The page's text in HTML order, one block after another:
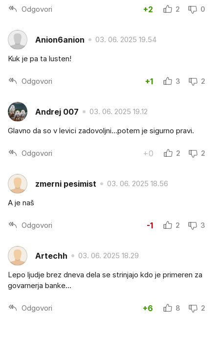
Odgovori +2 2 0
Anion6anion 03. 06. 2025 19.54
Kuk je pa ta lusten!
Odgovori +1 3 2
Andrej 007 03. 06. 2025 19.12
Glavno da so v levici zadovoljni...potem je sigurno pravi.
Odgovori +0 2 2
zmerni pesimist 03. 06. 2025 18.56
A je naš
Odgovori -1 2 3
Artechh 03. 06. 2025 18.29
Lepo ljudje brez dneva dela se strinjajo kdo je primeren za
govarnerja banke...
Odgovori +6 8 2